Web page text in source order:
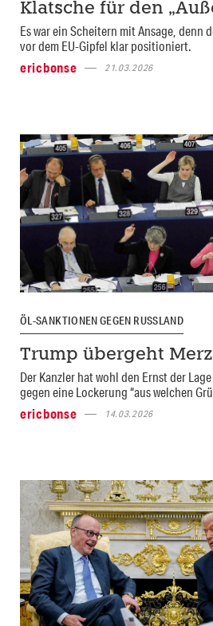
Klatsche für den
Es war ein Scheitern mit Ansage, denn
vor dem EU-Gipfel klar positioniert.
ericbonse
21.03.2026
ÖL-SANKTIONEN GEGEN RUSSLAND
Trump übergeht Merz
Der Kanzler hat wohl den Ernst der
gegen eine Lockerung “aus welchen
ericbonse
14.03.2026